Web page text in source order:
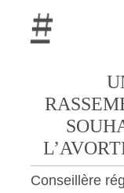
Conseillère